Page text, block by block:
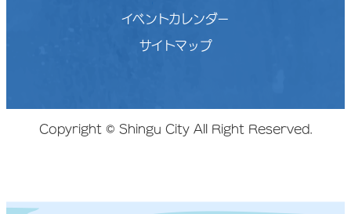
イベントカレンダー
サイトマップ
Copyright © Shingu City All Right Reserved.